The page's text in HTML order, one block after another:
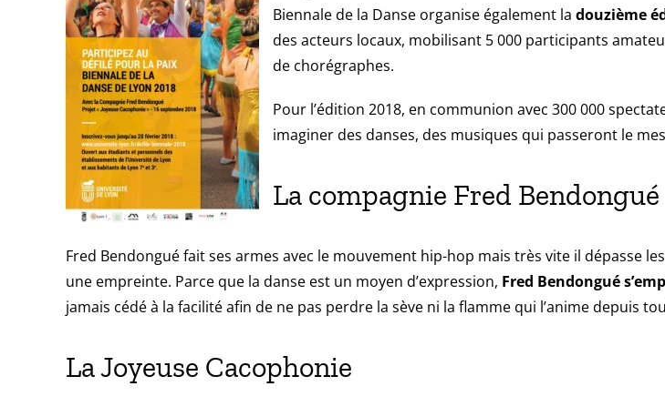
Biennale de la Danse organise également la douzième
des acteurs locaux, mobilisant 5 000 participants
de chorégraphes.
Pour l’édition 2018, en communion avec 300 000
imaginer des danses, des musiques qui passeront le
La compagnie Fred Bendongué
Fred Bendonguéfait ses armes avec le mouvement hip-hop mais très vite il dépasse
une empreinte. Parce que la danse est un moyen d’expression, Fred Bendongué
jamais cédé à la facilité afin de ne pas perdre la sève ni la flamme qui l’anime depuis
La Joyeuse Cacophonie